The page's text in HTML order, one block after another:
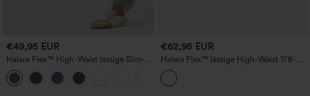
€49,95 EUR
Halara Flex™ High-Waist lässige Slim-
Jeans mit umgeschlagenem Saum und
Taschen
€62,95 EUR
Halara Flex™ lässige High-Waist 7/8-
Jeans mit geradem Bein und Taschen